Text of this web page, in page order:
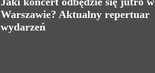
Warszawie? Aktualny repertuar
wydarzeń